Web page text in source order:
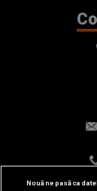
Nouă ne pasă ca